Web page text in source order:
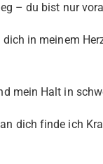
– du bist nur
dich in meinem
mein Halt in
dich finde ich